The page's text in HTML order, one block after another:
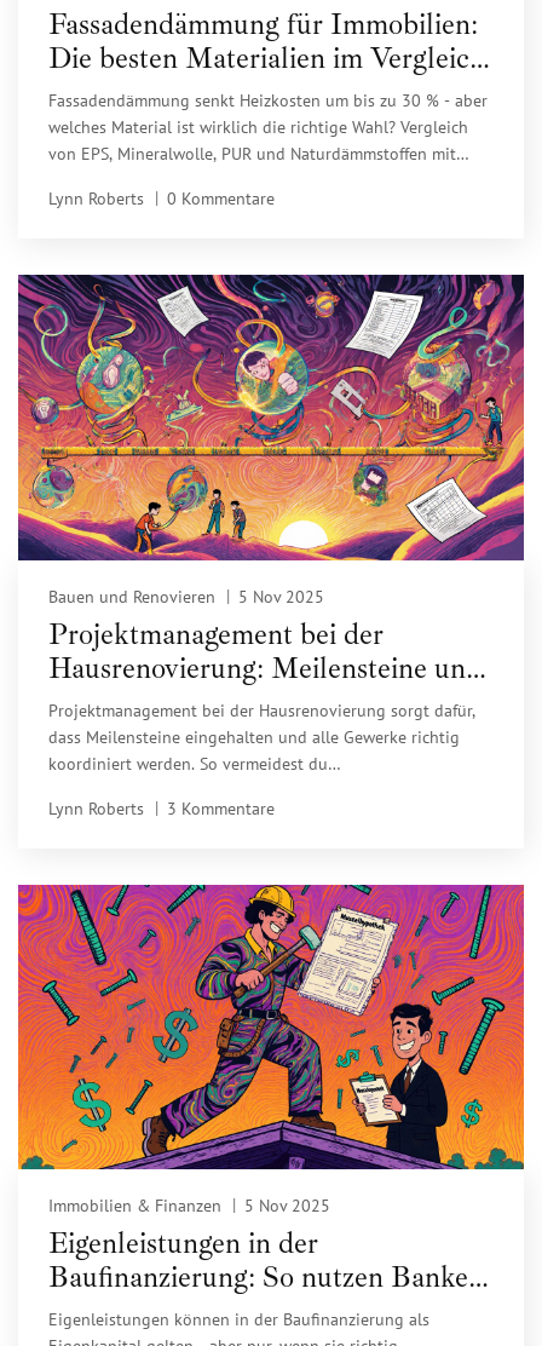
Fassadendämmung für Immobilien:
Die besten Materialien im Vergleich
2025
Fassadendämmung senkt Heizkosten um bis zu 30 % - aber
welches Material ist wirklich die richtige Wahl? Vergleich
von EPS, Mineralwolle, PUR und Naturdämmstoffen mit
für 2025.
Lynn Roberts 0 Kommentare
Bauen und Renovieren 5 Nov 2025
Projektmanagement bei der
Hausrenovierung: Meilensteine und
Gewerke erfolgreich steuern
Projektmanagement bei der Hausrenovierung sorgt dafür,
dass Meilensteine eingehalten und alle Gewerke richtig
koordiniert werden. So vermeidest du
Lynn Roberts
3 Kommentare
Immobilien & Finanzen 5 Nov 2025
Eigenleistungen in der
Baufinanzierung: So nutzen Banken
Ihre Muskelhypothek
Eigenleistungen können in der Baufinanzierung als